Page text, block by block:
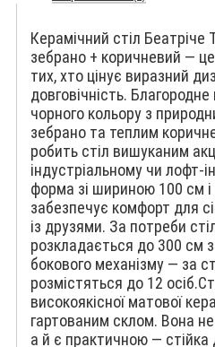
Керамічний стіл Беатріче
зебрано + коричневий —
тих, хто цінує виразний
довговічність.
чорного кольору з
зебрано та теплим
робить стіл вишуканим
індустріальному чи лофт-
форма зі шириною 100 см
забезпечує комфорт для
із друзями. За потреби
розкладається до 300 см
бокового механізму — за
розмістяться до 12
високоякісної матової
гартованим склом. Вона
а й є практичною — стійка